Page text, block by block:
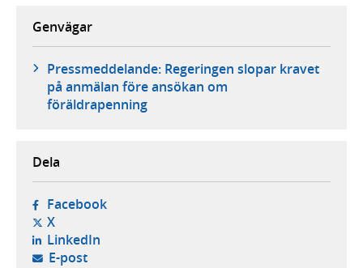
Genvägar
Pressmeddelande: Regeringen slopar kravet
på anmälan före ansökan om
föräldrapenning
Dela
Facebook- öppnas i ny flik, extern webbplats,
X- öppnas i ny flik, extern webbplats,
LinkedIn- öppnas i ny flik, extern webbplats,
E-post- öppnar din e-postklient,